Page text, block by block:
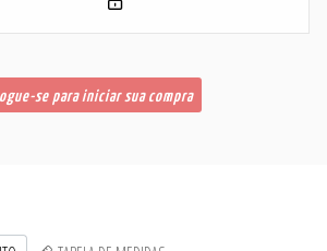
se para iniciar sua compra